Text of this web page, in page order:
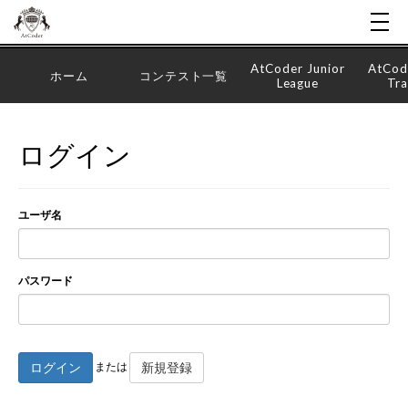
ホーム コンテスト一覧
AtCoder Junior
League
ログイン
ユーザ名
パスワード
ログイン または 新規登録